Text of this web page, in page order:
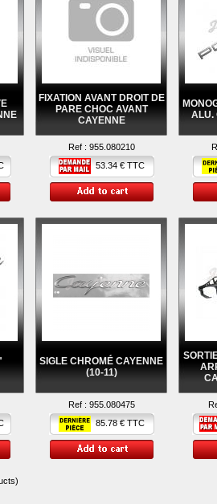
FIXATION AVANT DROIT DE
PARE CHOC AVANT
CAYENNE
Ref : 955.080210
53.34 € TTC
ALU.
SIGLE CHROMÉ CAYENNE
(10-11)
Ref : 955.080475
85.78 € TTC